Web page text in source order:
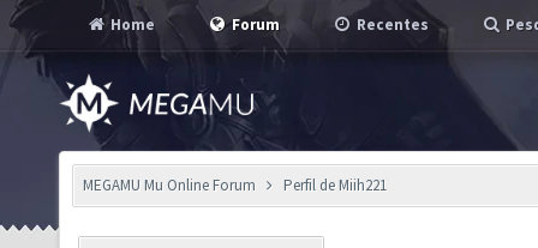
Home Forum Recentes
MEGAMU Mu Online Forum Perfil de Miih221